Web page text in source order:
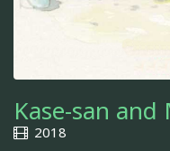
Kase-san
2018